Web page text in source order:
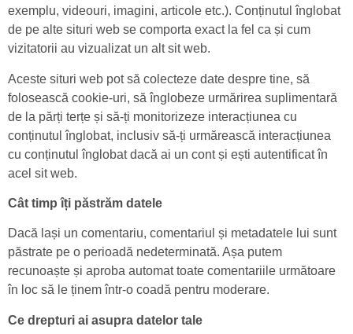
exemplu, videouri, imagini, articole etc.). Conținutul înglobat
de pe alte situri web se comporta exact la fel ca și cum
vizitatorii au vizualizat un alt sit web.
Aceste situri web pot să colecteze date despre tine, să
folosească cookie-uri, să înglobeze urmărirea suplimentară
de la părți terțe și să-ți monitorizeze interacțiunea cu
conținutul înglobat, inclusiv să-ți urmărească interacțiunea
cu conținutul înglobat dacă ai un cont și ești autentificat în
acel sit web.
Cât timp îți păstrăm datele
Dacă lași un comentariu, comentariul și metadatele lui sunt
păstrate pe o perioadă nedeterminată. Așa putem
recunoaște și aproba automat toate comentariile următoare
în loc să le ținem într-o coadă pentru moderare.
Ce drepturi ai asupra datelor tale